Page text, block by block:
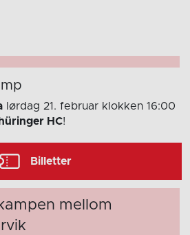
lørdag 21. februar klokken 16:00
HC!
Billetter
mellom